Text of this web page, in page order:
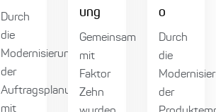
Durch
die
Modernisierung
der
Auftragsplanung
mit
ung
Gemeinsam
mit
Faktor
Zehn
o
Durch
die
der